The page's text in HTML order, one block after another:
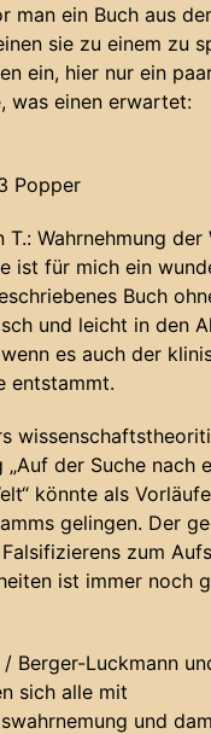
man ein Buch aus
sie zu einem zu
ein, hier nur ein
was einen erwartet:
T.: Wahrnehmung
ist für mich ein
Buch
und leicht in den
es auch der
entstammt.
„Auf der Suche nach
könnte als
gelingen. Der
zum
ist immer noch
Berger-Luckmann
sich alle mit
und